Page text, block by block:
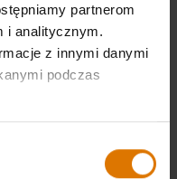
partnerom
i analitycznym.
z innymi danymi
podczas
grzaniec na